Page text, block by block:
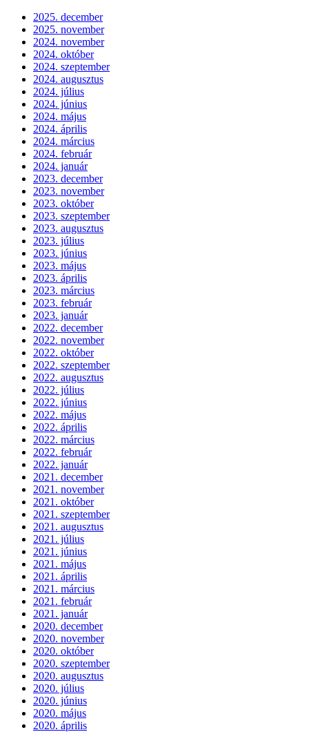
2025. december
2025. november
2024. november
2024. október
2024. szeptember
2024. augusztus
2024. július
2024. június
2024. május
2024. április
2024. március
2024. február
2024. január
2023. december
2023. november
2023. október
2023. szeptember
2023. augusztus
2023. július
2023. június
2023. május
2023. április
2023. március
2023. február
2023. január
2022. december
2022. november
2022. október
2022. szeptember
2022. augusztus
2022. július
2022. június
2022. május
2022. április
2022. március
2022. február
2022. január
2021. december
2021. november
2021. október
2021. szeptember
2021. augusztus
2021. július
2021. június
2021. május
2021. április
2021. március
2021. február
2021. január
2020. december
2020. november
2020. október
2020. szeptember
2020. augusztus
2020. július
2020. június
2020. május
2020. április